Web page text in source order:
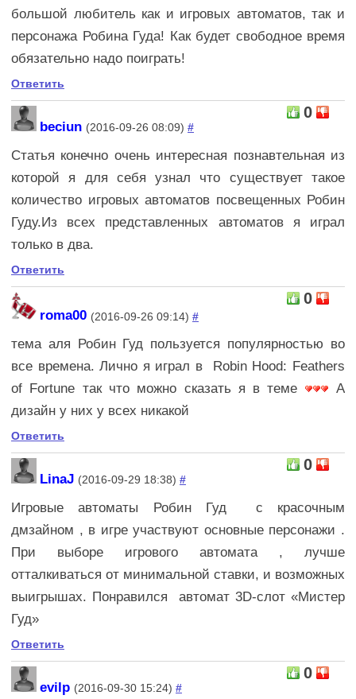
большой любитель как и игровых автоматов, так и
персонажа Робина Гуда! Как будет свободное время
обязательно надо поиграть!
Ответить
beciun (2016-09-26 08:09) #
0
Статья конечно очень интересная познавтельная из
которой я для себя узнал что существует такое
количество игровых автоматов посвещенных Робин
Гуду.Из всех представленных автоматов я играл
только в два.
Ответить
roma00 (2016-09-26 09:14) #
0
тема аля Робин Гуд пользуется популярностью во
все времена. Лично я играл в
Robin Hood: Feathers
of Fortune так что можно сказать я в теме
А
дизайн у них у всех никакой
Ответить
LinaJ (2016-09-29 18:38) #
0
Игровые автоматы Робин Гуд с красочным
дмзайном , в игре участвуют основные персонажи .
При выборе игрового автомата , лучше
отталкиваться от минимальной ставки, и возможных
выигрышах. Понравился автомат 3D-слот «Мистер
Гуд»
Ответить
evilp (2016-09-30 15:24) #
0